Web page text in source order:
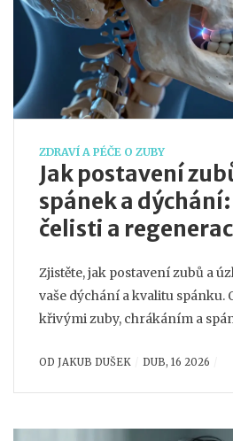
ZDRAVÍ A PÉČE O ZUBY
Jak postavení
spánek a
čelisti a
Zjistěte, jak postavení zubů a
vaše dýchání a kvalitu spánku.
křivými zuby, chrákáním a
OD JAKUB DUŠEK DUB, 16 2026